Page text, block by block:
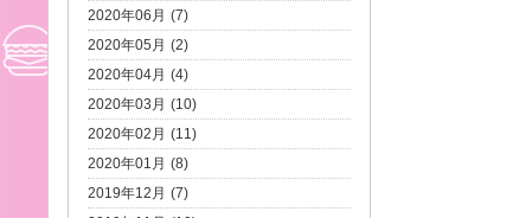
2020年06月 (7)
2020年05月 (2)
2020年04月 (4)
2020年03月 (10)
2020年02月 (11)
2020年01月 (8)
2019年12月 (7)